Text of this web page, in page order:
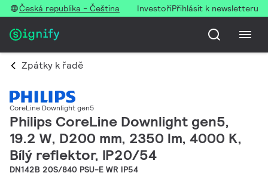
Česká republika - Čeština InvestořiPřihlásit k newsletteru
Zpátky k řadě
CoreLine Downlight gen5
Philips CoreLine Downlight gen5,
19.2 W, D200 mm, 2350 lm, 4000 K,
Bílý reflektor, IP20/54
DN142B 20S/840 PSU-E WR IP54